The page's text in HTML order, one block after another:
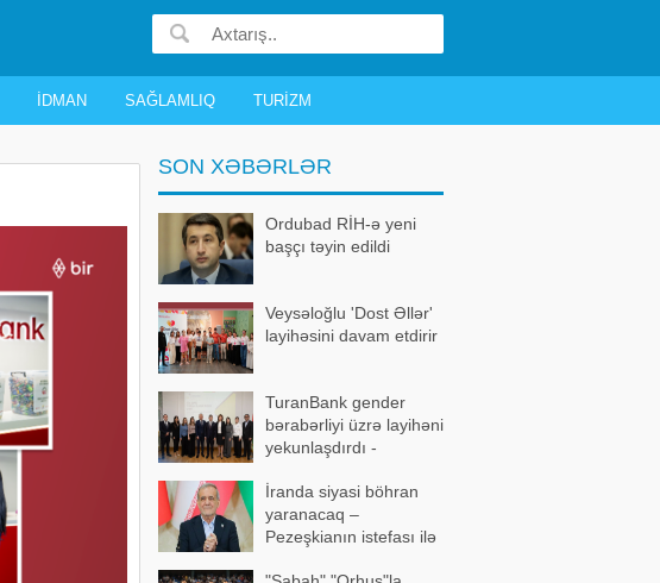
İDMAN SAĞLAMLIQ TURIZM
SON XƏBƏRLƏR
Ordubad RİH-ə yeni
başçı təyin edildi
Veysəloğlu 'Dost Əllər'
layihəsini davam etdirir
TuranBank gender
bərabərliyi üzrə layihəni
yekunlaşdırdı -
İranda siyasi böhran
yaranacaq –
Pezeşkianın istefası ilə